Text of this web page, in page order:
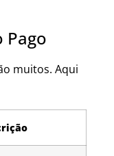
Pago
muitos. Aqui